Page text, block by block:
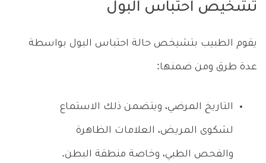
تشخيص احتباس البول
يقوم الطبيب بتشيخص حالة احتباس البول بواسطة
عدة طرق ومن ضمنها:
التاريخ المرضي، ويتضمن ذلك الاستماع
لشكوى المريض، العلامات الظاهرة
والفحص الطبي، وخاصة منطقة البطن.